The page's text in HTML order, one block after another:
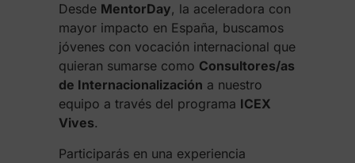
Desde MentorDay, la aceleradora con
mayor impacto en España, buscamos
jóvenes con vocación internacional que
quieran sumarse como Consultores/as
de Internacionalización a nuestro
equipo a través del programa ICEX
Vives.
Participarás en una experiencia